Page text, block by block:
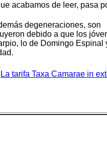
acabamos de leer, pasa
degeneraciones, son
debido a que los
lo de Domingo Espinal
La tarifa Taxa Camarae in